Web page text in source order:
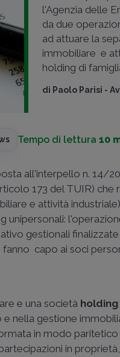
l'Agenzia delle
da due
ad attuare la
immobiliare e
holding di
di Paolo Parisi -
Tempo di lettura10
all'interpello n. 14/
173 del TUIR) che
e attività
unipersonali:
gestionali
capo ai soci
e una società holding
nella gestione
in modo
in